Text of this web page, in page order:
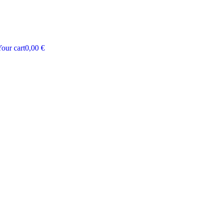
cart0,00 €